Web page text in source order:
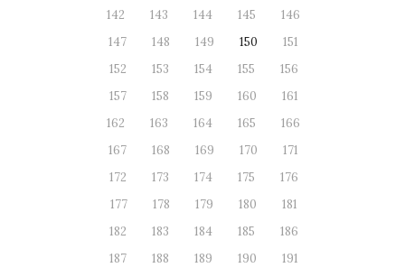
142
143 144 145
146
147
148 149 150
151
152
153 154 155
156
157
158 159 160
161
162
163 164 165
166
167
168 169 170
171
172
173 174 175
176
177
178 179 180
181
182
183 184 185
186
187
188 189 190
191